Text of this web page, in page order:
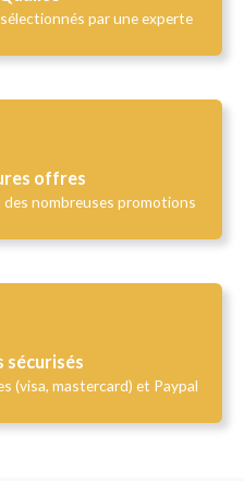
par une experte
offres
nombreuses promotions
sécurisés
(visa, mastercard) et Paypal